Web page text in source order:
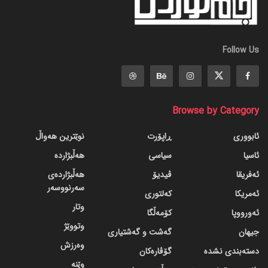
Follow Us
Browse by Category
ئابووری
ئاسیا
ئەفریقا
ئەمریکا
ئەورووپا
جیهان
دسته‌بندی نشده
ڕاپۆرت
سیاسی
ڤیدیۆ
کەلتوری
کۆمەڵگا
گه‌شت و گه‌شتیاری
گۆڤاره‌کان
نوێترین هەواڵ
هەڵبژاردە
هەڵبژاردەی
سەرنووسەر
وتار
وتووێژ
وەرزش
وێنە